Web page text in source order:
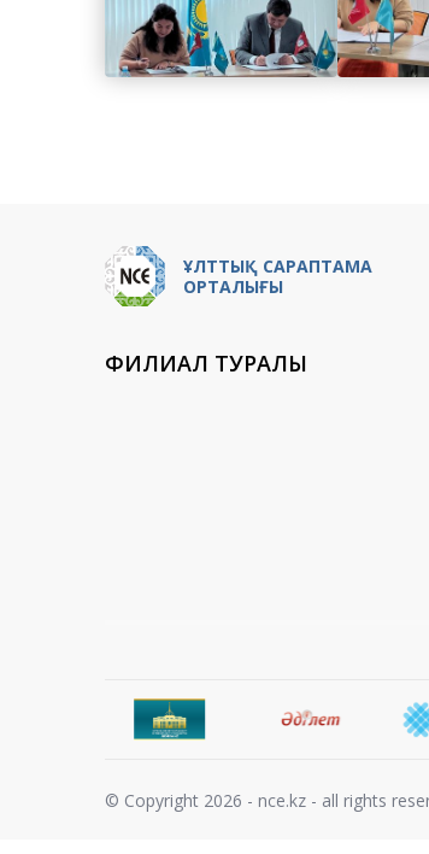
ҰЛТТЫҚ САРАПТАМА
ОРТАЛЫҒЫ
ФИЛИАЛ ТУРАЛЫ
© Copyright 2026 - nce.kz - all rights